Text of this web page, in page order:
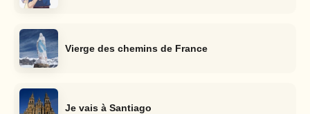
Vierge des chemins de France
Je vais à Santiago